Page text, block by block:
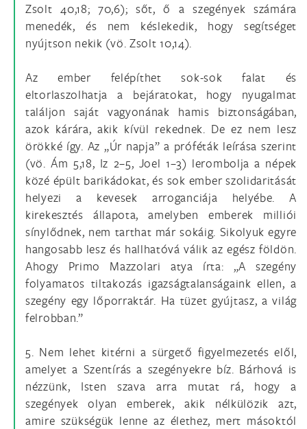
Zsolt 40,18; 70,6); sőt, ő a szegények számára
menedék, és nem késlekedik, hogy segítséget
nyújtson nekik (vö. Zsolt 10,14).
Az ember felépíthet sok-sok falat és
eltorlaszolhatja a bejáratokat, hogy nyugalmat
találjon saját vagyonának hamis biztonságában,
azok kárára, akik kívül rekednek. De ez nem lesz
örökké így. Az „Úr napja” a próféták leírása szerint
(vö. Ám 5,18, Iz 2–5, Joel 1–3) lerombolja a népek
közé épült barikádokat, és sok ember szolidaritását
helyezi a kevesek arroganciája helyébe. A
kirekesztés állapota, amelyben emberek milliói
sínylődnek, nem tarthat már sokáig. Sikolyuk egyre
hangosabb lesz és hallhatóvá válik az egész földön.
Ahogy Primo Mazzolari atya írta: „A szegény
folyamatos tiltakozás igazságtalanságaink ellen, a
szegény egy lőporraktár. Ha tüzet gyújtasz, a világ
felrobban.”
5. Nem lehet kitérni a sürgető figyelmezetés elől,
amelyet a Szentírás a szegényekre bíz. Bárhová is
nézzünk, Isten szava arra mutat rá, hogy a
szegények olyan emberek, akik nélkülözik azt,
amire szükségük lenne az élethez, mert másoktól